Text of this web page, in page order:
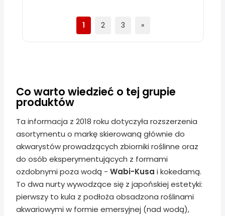
1 2 3 »
Co warto wiedzieć o tej grupie
produktów
Ta informacja z 2018 roku dotyczyła rozszerzenia
asortymentu o markę skierowaną głównie do
akwarystów prowadzących zbiorniki roślinne oraz
do osób eksperymentujących z formami
ozdobnymi poza wodą - Wabi-Kusa i kokedamą.
To dwa nurty wywodzące się z japońskiej estetyki:
pierwszy to kula z podłoża obsadzona roślinami
akwariowymi w formie emersyjnej (nad wodą),